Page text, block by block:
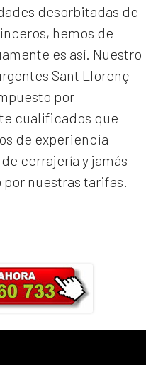
desorbitadas de
hemos de
es así. Nuestro
Sant Llorenç
por
cualificados que
de experiencia
cerrajería y jamás
nuestras tarifas.